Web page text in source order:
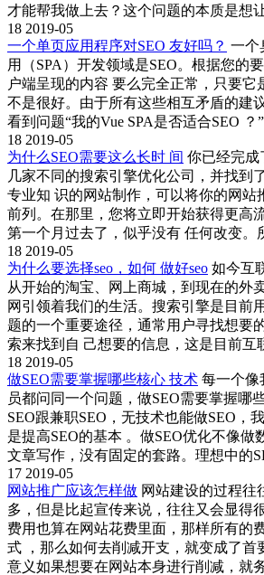
才能帮我做上去？这个问题的本质是想
18 2019-05
一个单页应用程序对SEO 友好吗？ 一个
用（SPA）开发领域是SEO。根据您的
户端呈现的内容 要么完全正常，只要它
不是很好。由于所有这些相互矛盾的建
看到问题“我的Vue SPA是否适合SEO ？
18 2019-05
为什么SEO需要这么长时 间 你已经完成
几家不同的搜索引擎优化公司，并找到
专业知 识的网站制作，可以将你的网站
前列。在那里，您将立即开始获得更高
第一个月过去了，似乎没有 任何改变。
18 2019-05
为什么要选择seo，如何 做好seo 如今互
从开始的淘宝、网上商城，到现在的外
网引领着我们的生活。搜索引擎是目前
题的一个重要途径，通常用户寻找想要
索来找到自 己想要的信息，这是目前互
18 2019-05
做SEO需要掌握哪些核心 技术 每一个像
员都问同一个问题，做SEO需要掌握哪
SEO跟兼职SEO，无技术也能做SEO，
是提高SEO的基本 。做SEO优化不像做
文章写作，没有固定的套路。理想中的
17 2019-05
网站推广应该怎样做 网站建设的过程往
多，但是比起宣传来说，往往又会显得
费用也算在网站花费里面，那样所有的
式 ，那么如何去削减开支，就变成了首
意义如果想要在网站本身进行削减，就